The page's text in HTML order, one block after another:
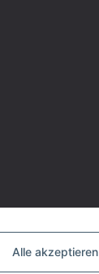
Alle akzeptieren